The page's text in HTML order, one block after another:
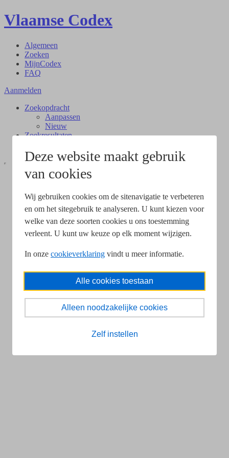
Deze website maakt gebruik
van cookies
Wij gebruiken cookies om de sitenavigatie te verbeteren
en om het sitegebruik te analyseren. U kunt kiezen voor
welke van deze soorten cookies u ons toestemming
verleent. U kunt uw keuze op elk moment wijzigen.
In onze cookieverklaring vindt u meer informatie.
Alle cookies toestaan
Alleen noodzakelijke cookies
Zelf instellen
Vlaamse Codex
Algemeen
Zoeken
MijnCodex
FAQ
Aanmelden
Zoekopdracht
Aanpassen
Nieuw
Zoekresultaten